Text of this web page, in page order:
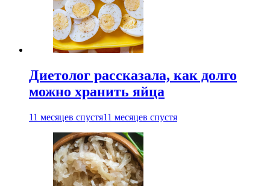
Диетолог рассказала, как долго
можно хранить яйца
11 месяцев спустя11 месяцев спустя